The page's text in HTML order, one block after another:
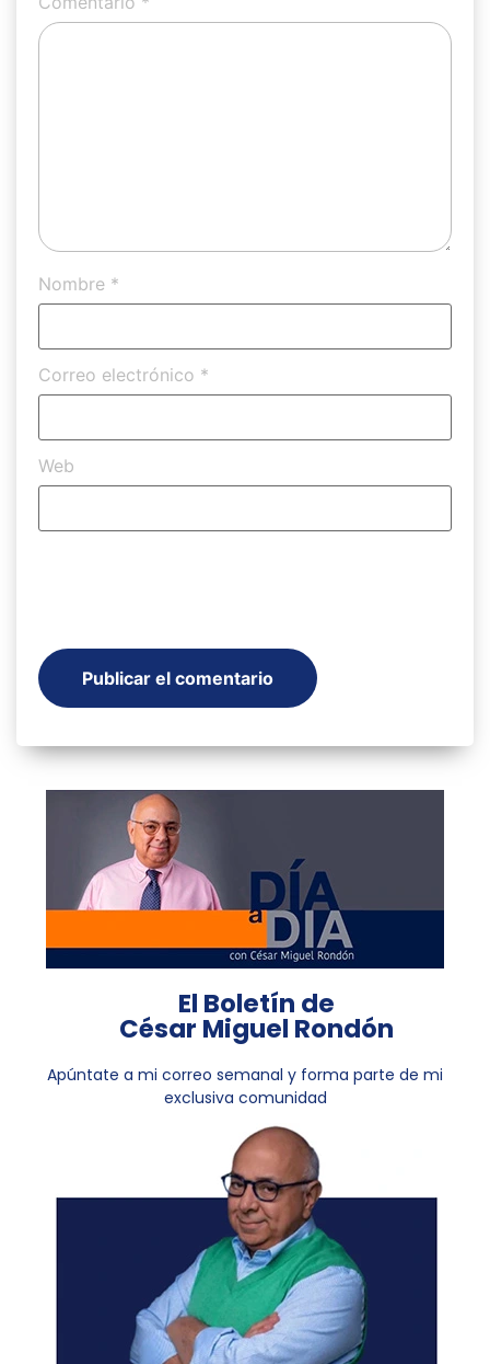
Nombre *
Correo electrónico *
Web
El Boletín de
César Miguel Rondón
Apúntate a mi correo semanal y forma parte de mi
exclusiva comunidad